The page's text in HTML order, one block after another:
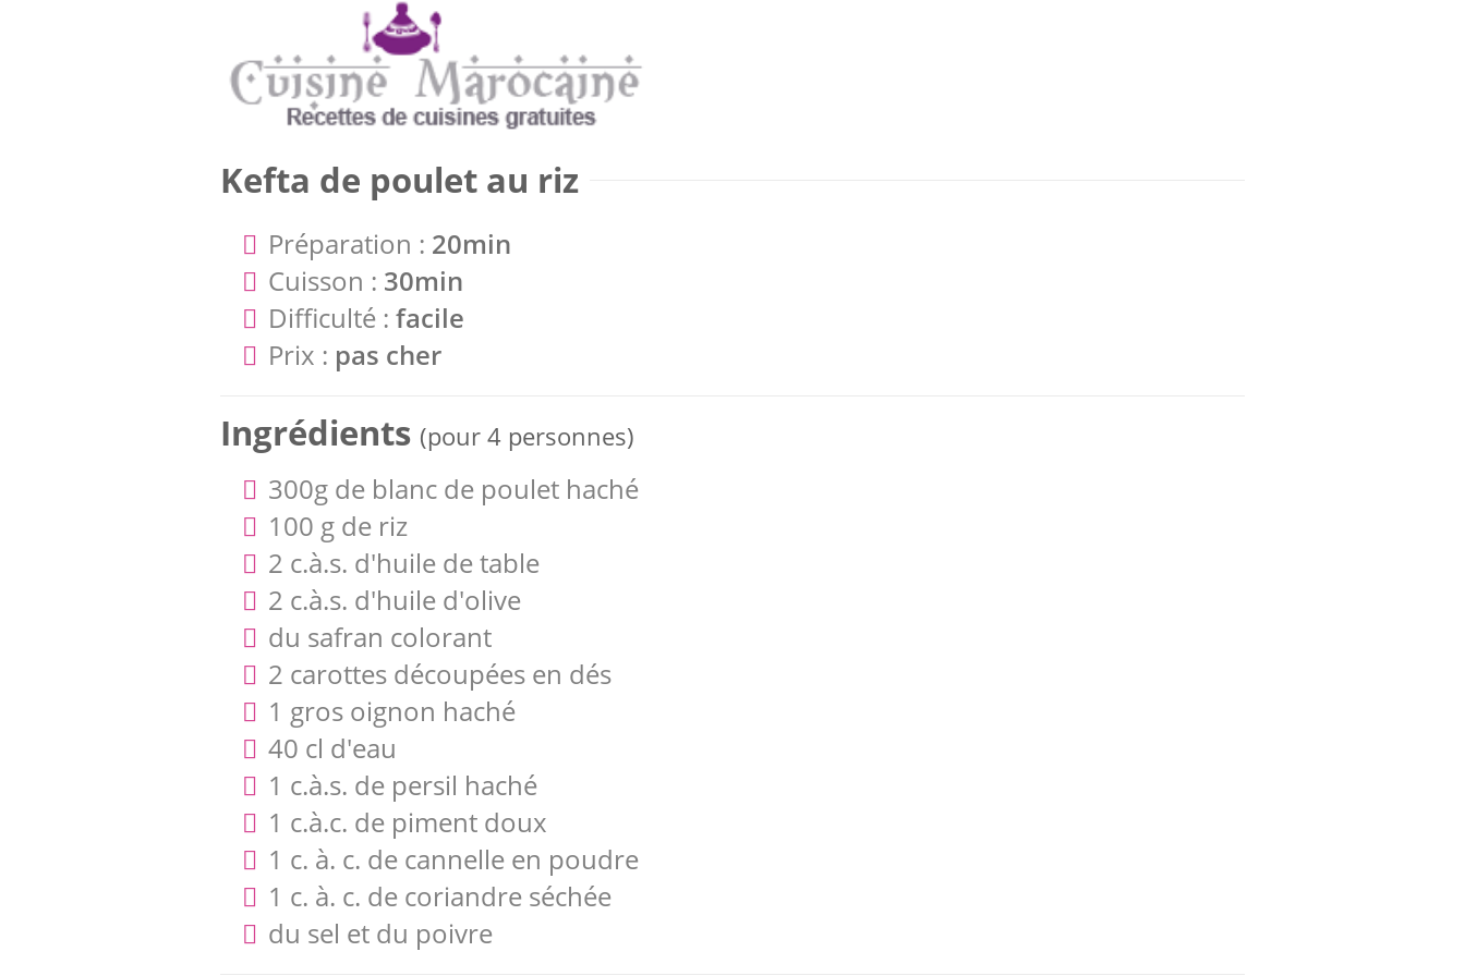
Kefta de poulet au riz
Préparation : 20min
Cuisson : 30min
Difficulté : facile
Prix : pas cher
Ingrédients (pour 4 personnes)
300g de blanc de poulet haché
100 g de riz
2 c.à.s. d'huile de table
2 c.à.s. d'huile d'olive
du safran colorant
2 carottes découpées en dés
1 gros oignon haché
40 cl d'eau
1 c.à.s. de persil haché
1 c.à.c. de piment doux
1 c. à. c. de cannelle en poudre
1 c. à. c. de coriandre séchée
du sel et du poivre